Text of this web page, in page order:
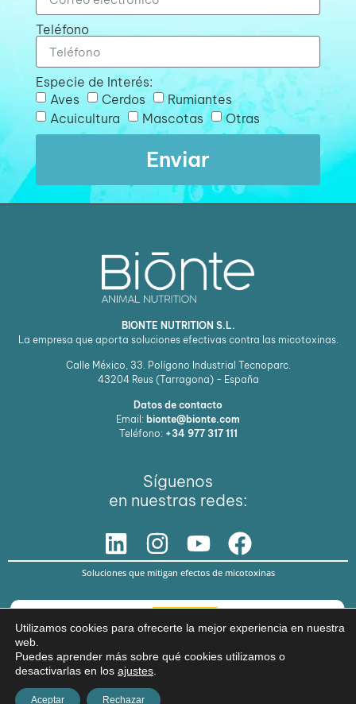
Teléfono
Especie de Interés:
Aves
Cerdos
Rumiantes
Acuicultura
Mascotas Otras
Enviar
BIONTE NUTRITION S.L.
La empresa que aporta soluciones efectivas contra las micotoxinas.
Calle México, 33. Polígono Industrial Tecnoparc.
43204 Reus (Tarragona) - España
Datos de contacto
Email: bionte@bionte.com
Teléfono: +34 977 317 111
Síguenos
en nuestras redes:
Soluciones que mitigan efectos de micotoxinas
© Copyright 2026 BIŌNTE NUTRITION S.L.
Aviso legal
Utilizamos cookies para ofrecerte la mejor experiencia en nuestra
web.
Puedes aprender más sobre qué cookies utilizamos o
desactivarlas en los ajustes
Aceptar Rechazar